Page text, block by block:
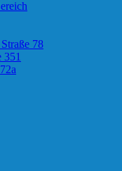
78
351